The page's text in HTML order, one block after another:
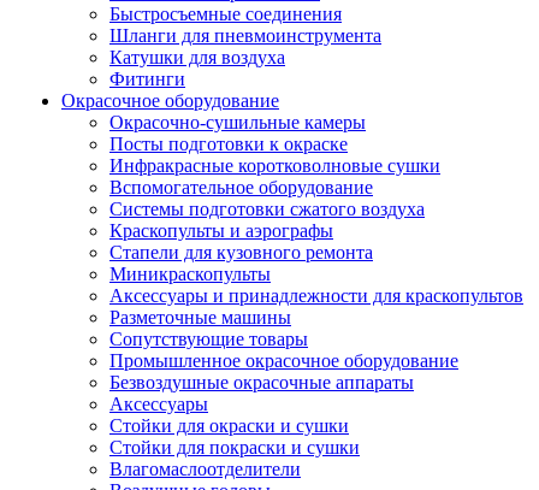
Быстросъемные соединения
Шланги для пневмоинструмента
Катушки для воздуха
Фитинги
Окрасочное оборудование
Окрасочно-сушильные камеры
Посты подготовки к окраске
Инфракрасные коротковолновые сушки
Вспомогательное оборудование
Системы подготовки сжатого воздуха
Краскопульты и аэрографы
Стапели для кузовного ремонта
Миникраскопульты
Аксессуары и принадлежности для краскопультов
Разметочные машины
Сопутствующие товары
Промышленное окрасочное оборудование
Безвоздушные окрасочные аппараты
Аксессуары
Стойки для окраски и сушки
Стойки для покраски и сушки
Влагомаслоотделители